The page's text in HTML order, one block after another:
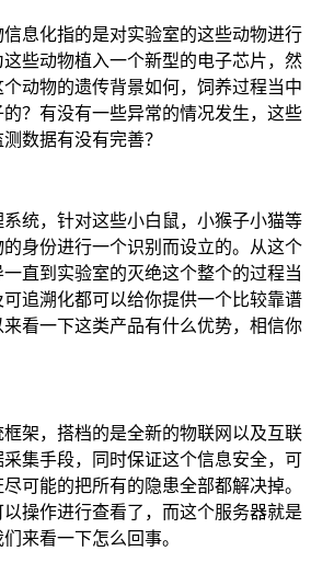
息化指的是对实验室的这些动物进行
些动物植入一个新型的电子芯片，然
动物的遗传背景如何，饲养过程当中
？有没有一些异常的情况发生，这些
数据有没有完善？
统，针对这些小白鼠，小猴子小猫等
身份进行一个识别而设立的。从这个
直到实验室的灭绝这个整个的过程当
追溯化都可以给你提供一个比较靠谱
看一下这类产品有什么优势，相信你
架，搭档的是全新的物联网以及互联
集手段，同时保证这个信息安全，可
可能的把所有的隐患全部都解决掉。
操作进行查看了，而这个服务器就是
来看一下怎么回事。